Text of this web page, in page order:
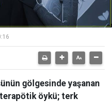
gölgesinde yaşanan
terapötik öykü; terk